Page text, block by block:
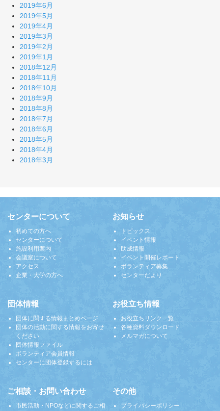
2019年6月
2019年5月
2019年4月
2019年3月
2019年2月
2019年1月
2018年12月
2018年11月
2018年10月
2018年9月
2018年8月
2018年7月
2018年6月
2018年5月
2018年4月
2018年3月
センターについて
初めての方へ
センターについて
施設利用案内
会議室について
アクセス
企業・大学の方へ
お知らせ
トピックス
イベント情報
助成情報
イベント開催レポート
ボランティア募集
センターだより
団体情報
団体に関する情報まとめページ
団体の活動に関する情報をお寄せ
ください
団体情報ファイル
ボランティア会員情報
センターに団体登録するには
お役立ち情報
お役立ちリンク一覧
各種資料ダウンロード
メルマガについて
ご相談・お問い合わせ
市民活動・NPOなどに関するご相
その他
プライバシーポリシー